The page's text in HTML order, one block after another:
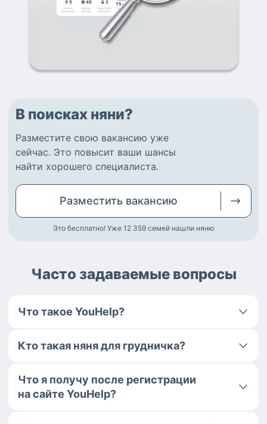
В поисках няни?
Разместите свою вакансию уже
сейчас. Это повысит ваши шансы
найти хорошего специалиста.
Разместить вакансию
Это бесплатно! Уже 12 359 семей нашли няню
Часто задаваемые вопросы
Что такое YouHelp?
Кто такая няня для грудничка?
Что я получу после регистрации
на сайте YouHelp?